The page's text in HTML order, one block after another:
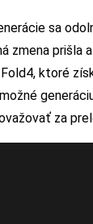
sa
zmena prišla
ktoré
za